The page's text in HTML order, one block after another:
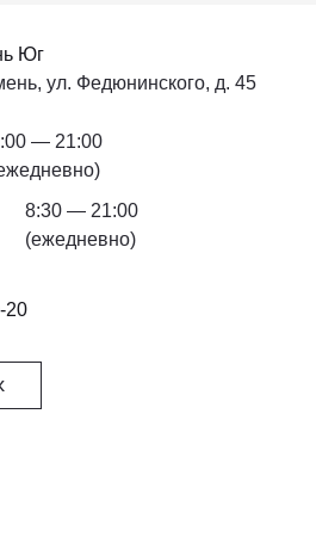
Юг
ул. Федюнинского, д. 45
— 21:00
8:30 — 21:00
(ежедневно)
20